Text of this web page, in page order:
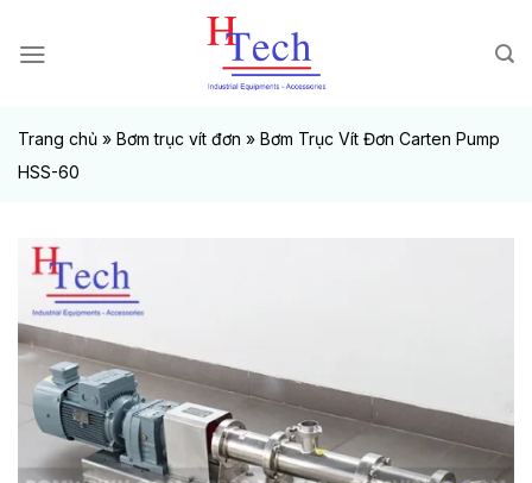
đến
Trang chủ » Bơm trục vít đơn » Bơm Trục Vít Đơn Carten Pump
HSS-60